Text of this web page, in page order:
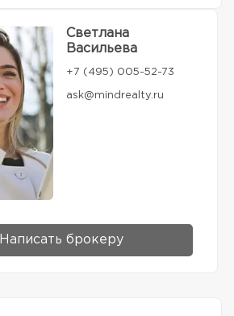
Светлана
Васильева
+7 (495) 005-52-73
ask@mindrealty.ru
Написать брокеру